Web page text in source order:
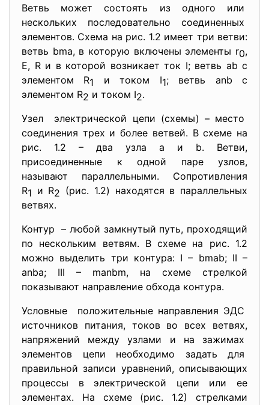
Ветвь может состоять из одного или
нескольких последовательно соединенных
элементов. Схема на рис. 1.2 имеет три ветви:
ветвь bma, в которую включены элементы r0,
E, R и в которой возникает ток I; ветвь ab с
элементом R1 и током I1; ветвь anb с
элементом R2 и током I2.
Узел электрической цепи (схемы) – место
соединения трех и более ветвей. В схеме на
рис. 1.2 – два узла a и b. Ветви,
присоединенные к одной паре узлов,
называют параллельными. Сопротивления
R1 и R2 (рис. 1.2) находятся в параллельных
ветвях.
Контур – любой замкнутый путь, проходящий
по нескольким ветвям. В схеме на рис. 1.2
можно выделить три контура: I – bmab; II –
anba; III – manbm, на схеме стрелкой
показывают направление обхода контура.
Условные положительные направления ЭДС
источников питания, токов во всех ветвях,
напряжений между узлами и на зажимах
элементов цепи необходимо задать для
правильной записи уравнений, описывающих
процессы в электрической цепи или ее
элементах. На схеме (рис. 1.2) стрелками